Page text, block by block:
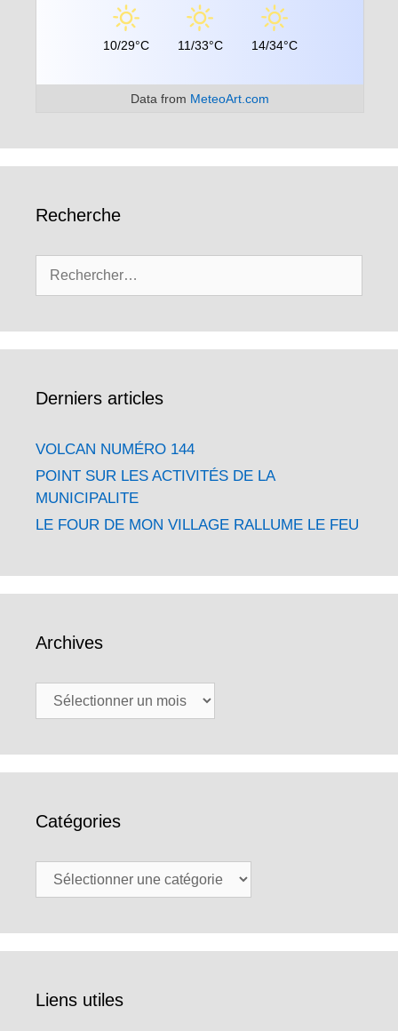
10/29°C 11/33°C 14/34°C
Data from MeteoArt.com
Recherche
Rechercher :
Derniers articles
VOLCAN NUMÉRO 144
POINT SUR LES ACTIVITÉS DE LA
MUNICIPALITE
LE FOUR DE MON VILLAGE RALLUME LE FEU
Archives
Archives
Catégories
Catégories
Liens utiles